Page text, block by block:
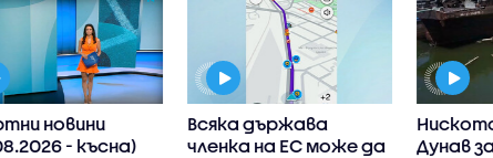
новини
- късна)
Всяка държава
членка на ЕС може да
Дунав